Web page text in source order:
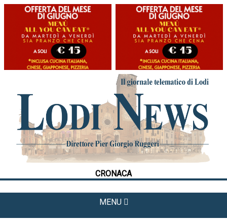
CRONACA
MENU
HOME
CRONACA
POLITICA
LA FOTO
METEO
CULTURA